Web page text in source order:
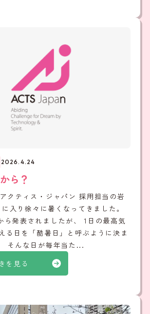
を見る
2026.4.24
ら？
クティス・ジャパン 採用担当の岩
入り徐々に暑くなってきました。
ら発表されましたが、 1日の最高気
る日を「酷暑日」と呼ぶように決ま
そんな日が毎年当た...